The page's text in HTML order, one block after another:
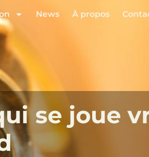
News À propos
se joue